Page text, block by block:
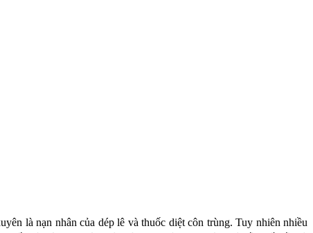
là nạn nhân của dép lê và thuốc diệt côn trùng. Tuy nhiên nhiều